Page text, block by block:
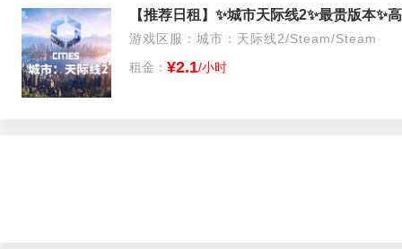
【推荐日租】✨城市天际线2✨最贵版本✨
游戏区服：城市：天际线2/Steam/Steam
租金： ¥2.1/小时